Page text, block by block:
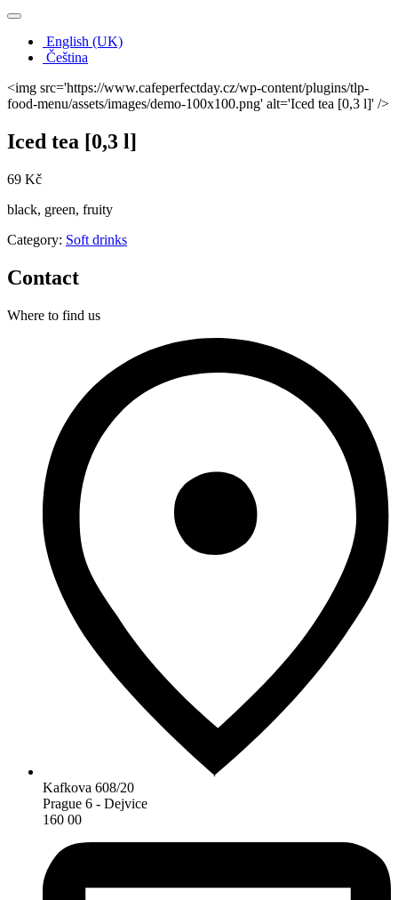
English (UK)
Čeština
<img src='https://www.cafeperfectday.cz/wp-content/plugins/tlp-
food-menu/assets/images/demo-100x100.png' alt='Iced tea [0,3 l]' />
Iced tea [0,3 l]
69 Kč
black, green, fruity
Category: Soft drinks
Contact
Where to find us
Kafkova 608/20
Prague 6 - Dejvice
160 00